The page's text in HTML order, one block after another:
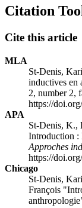
Citation
Cite this article
MLA
St-Denis,
inductives en
2, number 2,
https://
APA
St-Denis, K.,
Introduction :
Approches
https://
Chicago
St-Denis,
François